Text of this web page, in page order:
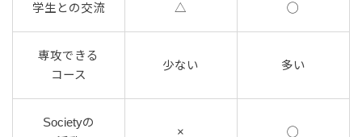
学生との交流 △ ◯
専攻できる
コース
少ない 多い
Societyの
× ◯